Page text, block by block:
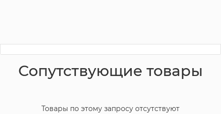
Сопутствующие товары
Товары по этому запросу отсутствуют